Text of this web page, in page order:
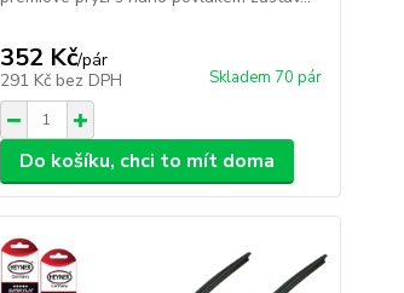
352 Kč/pár
291 Kč bez DPH Skladem 70 pár
Do košíku, chci to mít doma